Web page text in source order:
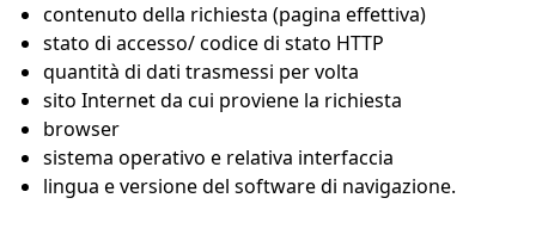
contenuto della richiesta (pagina effettiva)
stato di accesso/ codice di stato HTTP
quantità di dati trasmessi per volta
sito Internet da cui proviene la richiesta
browser
sistema operativo e relativa interfaccia
lingua e versione del software di navigazione.